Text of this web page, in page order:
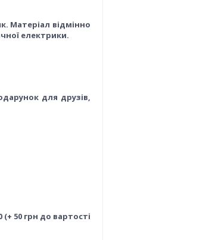
Матеріал відмінно
електрики.
для друзів,
50 грн до вартості